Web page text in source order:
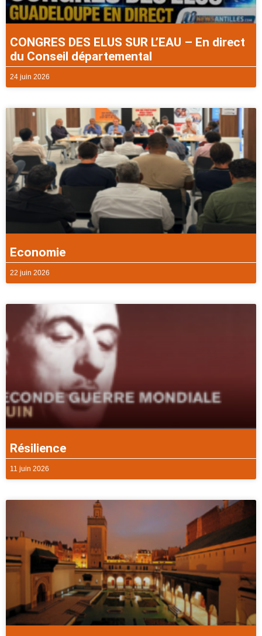
CONGRES DES ELUS SUR L’EAU – En direct
du Conseil départemental
24 juin 2026
Economie
22 juin 2026
Résilience
11 juin 2026